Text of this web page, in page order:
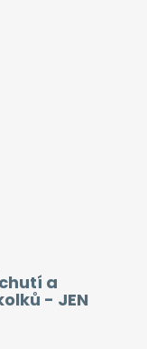
a
- JEN